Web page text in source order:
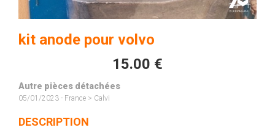
kit anode pour volvo
15.00 €
Autre pièces détachées
05/01/2023 - France > Calvi
DESCRIPTION